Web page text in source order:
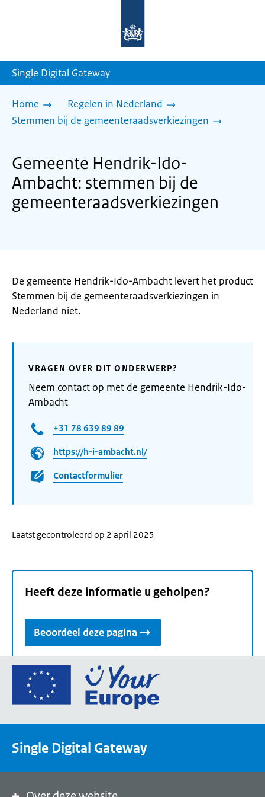
homepage
Single Digital Gateway
Home
Regelen in Nederland
Stemmen bij de gemeenteraadsverkiezingen
Gemeente Hendrik-Ido-
Ambacht: stemmen bij de
gemeenteraadsverkiezingen
De gemeente Hendrik-Ido-Ambacht levert het product
Stemmen bij de gemeenteraadsverkiezingen in
Nederland niet.
VRAGEN OVER DIT ONDERWERP?
Neem contact op met de gemeente Hendrik-Ido-
Ambacht
+31 78 639 89 89
https://h-i-ambacht.nl/
Contactformulier
Laatst gecontroleerd op 2 april 2025
Heeft deze informatie u geholpen?
Beoordeel deze pagina
Ga
de
een
Single Digital Gateway